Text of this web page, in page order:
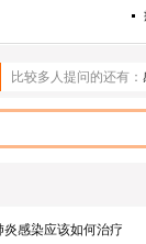
比较多人提问的还有：
炎感染应该如何治疗